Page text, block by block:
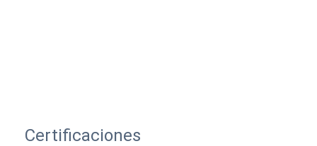
Certificaciones